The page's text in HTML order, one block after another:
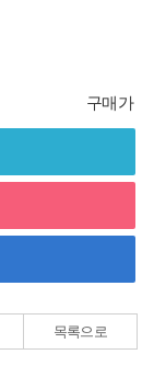
구매가
목록으로